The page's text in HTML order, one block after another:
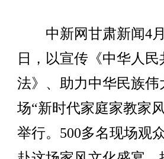
中新网甘肃新闻4月
日，以宣传《中华人
法》、助力中华民族
场“新时代家庭家教家
举行。500多名现场观